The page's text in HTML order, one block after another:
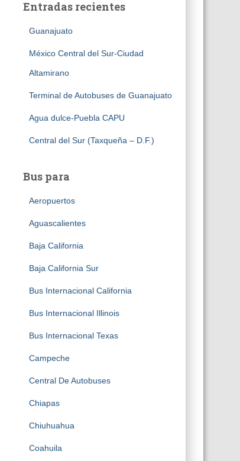
Entradas recientes
Guanajuato
México Central del Sur-Ciudad
Altamirano
Terminal de Autobuses de Guanajuato
Agua dulce-Puebla CAPU
Central del Sur (Taxqueña – D.F.)
Bus para
Aeropuertos
Aguascalientes
Baja California
Baja California Sur
Bus Internacional California
Bus Internacional Illinois
Bus Internacional Texas
Campeche
Central De Autobuses
Chiapas
Chiuhuahua
Coahuila